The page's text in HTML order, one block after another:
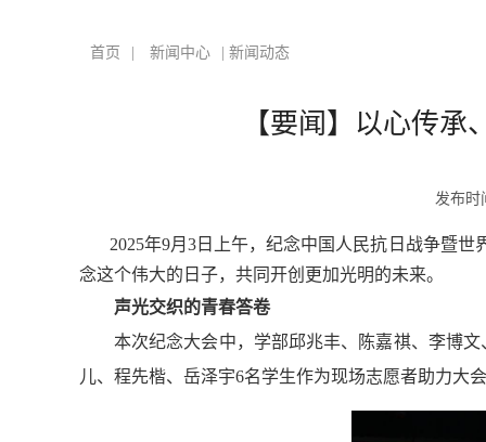
首页 新闻中心 | 新闻动态
【要闻】以心传
发布
2025年9月3日上午，纪念中国人民抗日战争暨
念这个伟大的日子，共同开创更加光明的未来。
声光交织的青春答卷
本次纪念大会中，学部邱兆丰、陈嘉祺、李博
儿、程先楷、岳泽宇6名学生作为现场志愿者助力大